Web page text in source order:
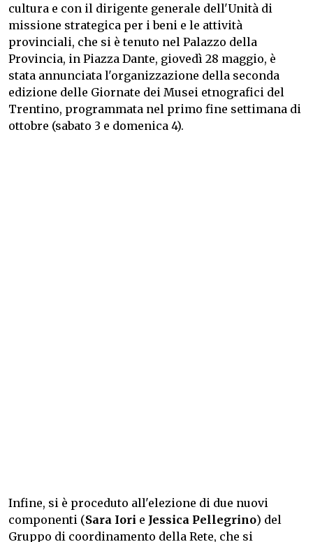
cultura e con il dirigente generale dell'Unità di
missione strategica per i beni e le attività
provinciali, che si è tenuto nel Palazzo della
Provincia, in Piazza Dante, giovedì 28 maggio, è
stata annunciata l'organizzazione della seconda
edizione delle Giornate dei Musei etnografici del
Trentino, programmata nel primo fine settimana di
ottobre (sabato 3 e domenica 4).
Infine, si è proceduto all'elezione di due nuovi
componenti (Sara Iori e Jessica Pellegrino) del
Gruppo di coordinamento della Rete, che si